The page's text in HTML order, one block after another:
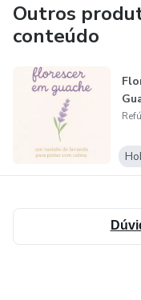
Outros
conteúdo